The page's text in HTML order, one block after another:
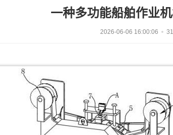
一种多功能船舶作业
2026-06-06 16:00:06